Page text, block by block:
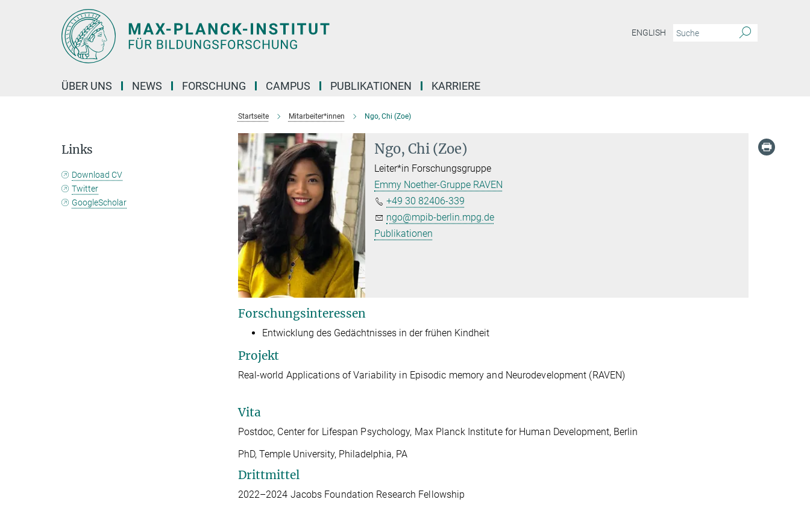
ENGLISH
ÜBER UNS NEWS FORSCHUNG CAMPUS PUBLIKATIONEN KARRIERE
Startseite Mitarbeiter*innen Ngo, Chi (Zoe)
Ngo, Chi (Zoe)
Leiter*in Forschungsgruppe
Emmy Noether-Gruppe RAVEN
+49 30 82406-339
ngo@mpib-berlin.mpg.de
Publikationen
Forschungsinteressen
Entwicklung des Gedächtnisses in der frühen Kindheit
Projekt
Real-world Applications of Variability in Episodic memory and Neurodevelopment (RAVEN)
Vita
Postdoc, Center for Lifespan Psychology, Max Planck Institute for Human Development, Berlin
PhD, Temple University, Philadelphia, PA
Drittmittel
2022–2024 Jacobs Foundation Research Fellowship
Links
Download CV
Twitter
GoogleScholar